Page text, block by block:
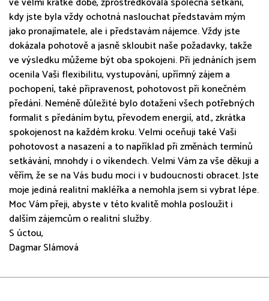
kdy jste byla vždy ochotná naslouchat představám mým
jako pronajímatele, ale i představám nájemce. Vždy jste
dokázala pohotově a jasně skloubit naše požadavky, takže
ve výsledku můžeme být oba spokojeni. Při jednáních jsem
ocenila Vaši flexibilitu, vystupování, upřímný zájem a
pochopení, také připravenost, pohotovost při konečném
předání. Neméně důležité bylo dotažení všech potřebných
formalit s předáním bytu, převodem energií, atd., zkrátka
spokojenost na každém kroku. Velmi oceňuji také Vaši
pohotovost a nasazení a to například při změnách termínů
setkávání, mnohdy i o víkendech. Velmi Vám za vše děkuji a
věřím, že se na Vás budu moci i v budoucnosti obracet. Jste
moje jediná realitní makléřka a nemohla jsem si vybrat lépe.
Moc Vám přeji, abyste v této kvalitě mohla posloužit i
dalším zájemcům o realitní služby.
S úctou,
Dagmar Slámová